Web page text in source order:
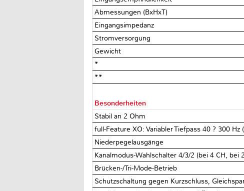
Abmessungen (BxHxT)
Eingangsimpedanz
Stromversorgung
Gewicht
*
**
Besonderheiten
Stabil an 2 Ohm
full-Feature XO: Variabler Tiefpass 40 ? 300
Niederpegelausgänge
Kanalmodus-Wahlschalter 4/3/2 (bei 4 CH, bei
Brücken-/Tri-Mode-Betrieb
Schutzschaltung gegen Kurzschluss,